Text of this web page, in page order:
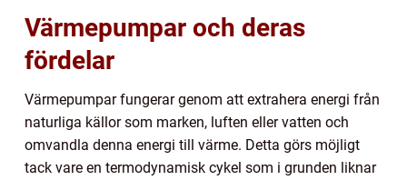
Värmepumpar och deras
fördelar
Värmepumpar fungerar genom att extrahera energi från
naturliga källor som marken, luften eller vatten och
omvandla denna energi till värme. Detta görs möjligt
tack vare en termodynamisk cykel som i grunden liknar